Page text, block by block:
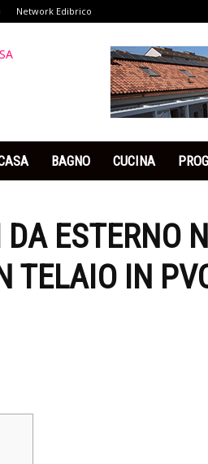
Network Edibrico
BAGNO CUCINA
ESTERNO
TELAIO IN